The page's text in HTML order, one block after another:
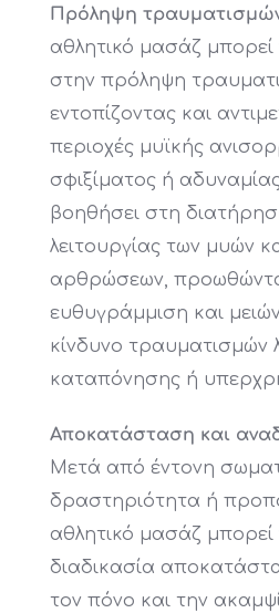
Πρόληψη
αθλητικό μασάζ
στην πρόληψη
εντοπίζοντας και
περιοχές μυϊκής
σφιξίματος ή
βοηθήσει στη
λειτουργίας των μυών
αρθρώσεων,
ευθυγράμμιση και
κίνδυνο τραυματισμών
καταπόνησης ή
Αποκατάσταση και
Μετά από έντονη
δραστηριότητα ή
αθλητικό μασάζ
διαδικασία
τον πόνο και την